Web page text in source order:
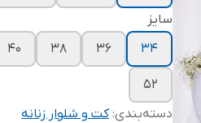
سایز
۳۴
۳۶ ۳۸ ۴۰
۵۲
دسته‌بندی:کت و شلوار زنانه